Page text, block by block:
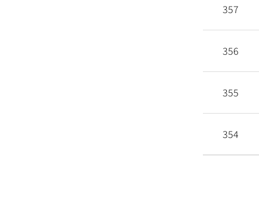
357
356
355
354